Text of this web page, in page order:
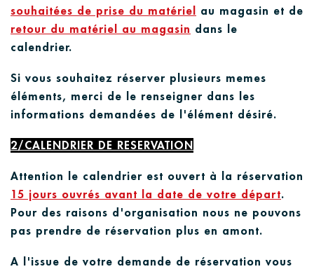
souhaitées de prise du matériel au magasin et de
retour du matériel au magasin dans le
calendrier.
Si vous souhaitez réserver plusieurs memes
éléments, merci de le renseigner dans les
informations demandées de l'élément désiré.
2/CALENDRIER DE RESERVATION
Attention le calendrier est ouvert à la réservation
15 jours ouvrés avant la date de votre départ.
Pour des raisons d'organisation nous ne pouvons
pas prendre de réservation plus en amont.
A l'issue de votre demande de réservation vous